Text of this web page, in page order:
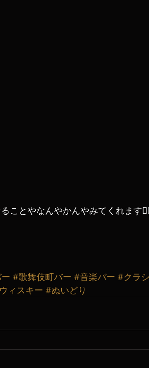
ことやなんやかんやみてくれます
#歌舞伎町バー #音楽バー #クラ
ィスキー #ぬいどり